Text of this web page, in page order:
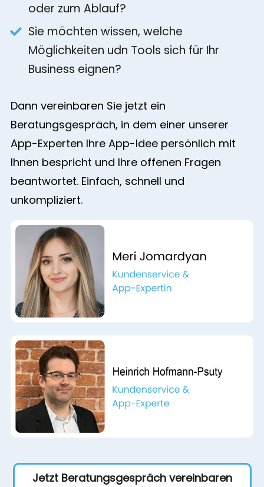
oder zum Ablauf?
Sie möchten wissen, welche
Möglichkeiten udn Tools sich für Ihr
Business eignen?
Dann vereinbaren Sie jetzt ein
Beratungsgespräch, in dem einer unserer
App-Experten Ihre App-Idee persönlich mit
Ihnen bespricht und Ihre offenen Fragen
beantwortet. Einfach, schnell und
unkompliziert.
Jetzt Beratungsgespräch vereinbaren